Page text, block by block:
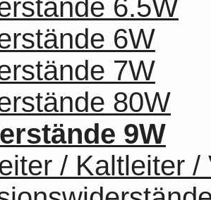
6.5W
6W
7W
80W
9W
/ Kaltleiter /